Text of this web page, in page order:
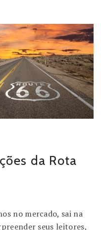
da Rota
no mercado, sai na
seus leitores,